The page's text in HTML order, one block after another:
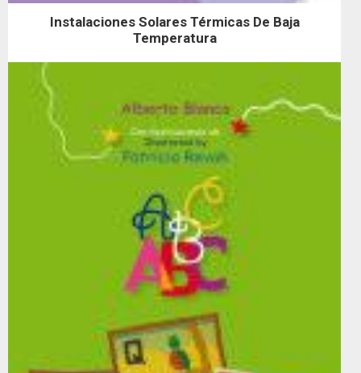
Instalaciones Solares Térmicas De Baja
Temperatura